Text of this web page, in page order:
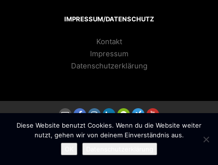
IMPRESSUM/DATENSCHUTZ
Kontakt
Impressum
Datenschutzerklärung
RifeWordPress Theme ♥ Proudly built by
Was kann ich für Dich tun?
Diese Website benutzt Cookies. Wenn du die Website weiter
nutzt, gehen wir von deinem Einverständnis aus.